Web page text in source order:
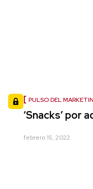
PULSO DEL
‘Snacks’ por
febrero 15, 2022